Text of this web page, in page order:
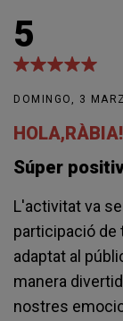
5
DOMINGO, 3
HOLA,RÀBIA!
Súper
L'activitat va
participació de
adaptat al
manera
nostres